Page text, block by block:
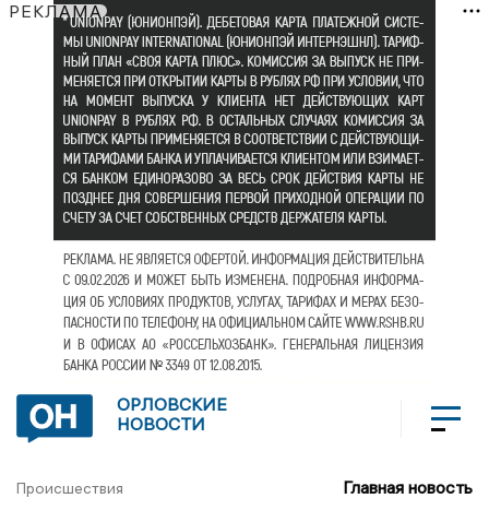
РЕКЛАМА
ОРЛОВСКИЕ
НОВОСТИ
Происшествия Главная новость